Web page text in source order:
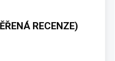
RECENZE)